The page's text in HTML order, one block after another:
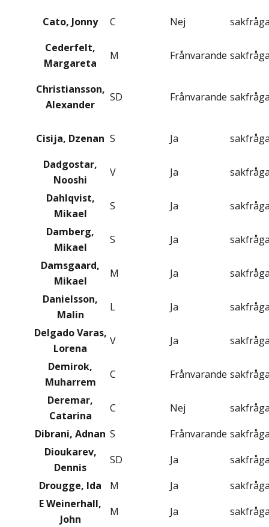
Cato, Jonny C Nej
Cederfelt,
Margareta
M Frånvarande
Christiansson,
Alexander
SD Frånvarande
Cisija, Dzenan S Ja
Dadgostar,
Nooshi
V Ja
Dahlqvist,
Mikael
S Ja
Damberg,
Mikael
S Ja
Damsgaard,
Mikael
M Ja
Danielsson,
Malin
L Ja
Delgado Varas,
Lorena
V Ja
Demirok,
Muharrem
C Frånvarande
Deremar,
Catarina
C Nej
Dibrani, Adnan S Frånvarande
Dioukarev,
Dennis
SD Ja
Drougge, Ida
M Ja
E Weinerhall,
John
M Ja